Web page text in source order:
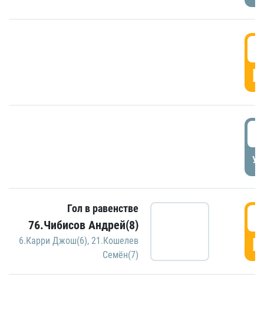
Гол в равенстве
76.Чибисов Андрей(8)
6.Карри Джош(6), 21.Кошелев
Семён(7)